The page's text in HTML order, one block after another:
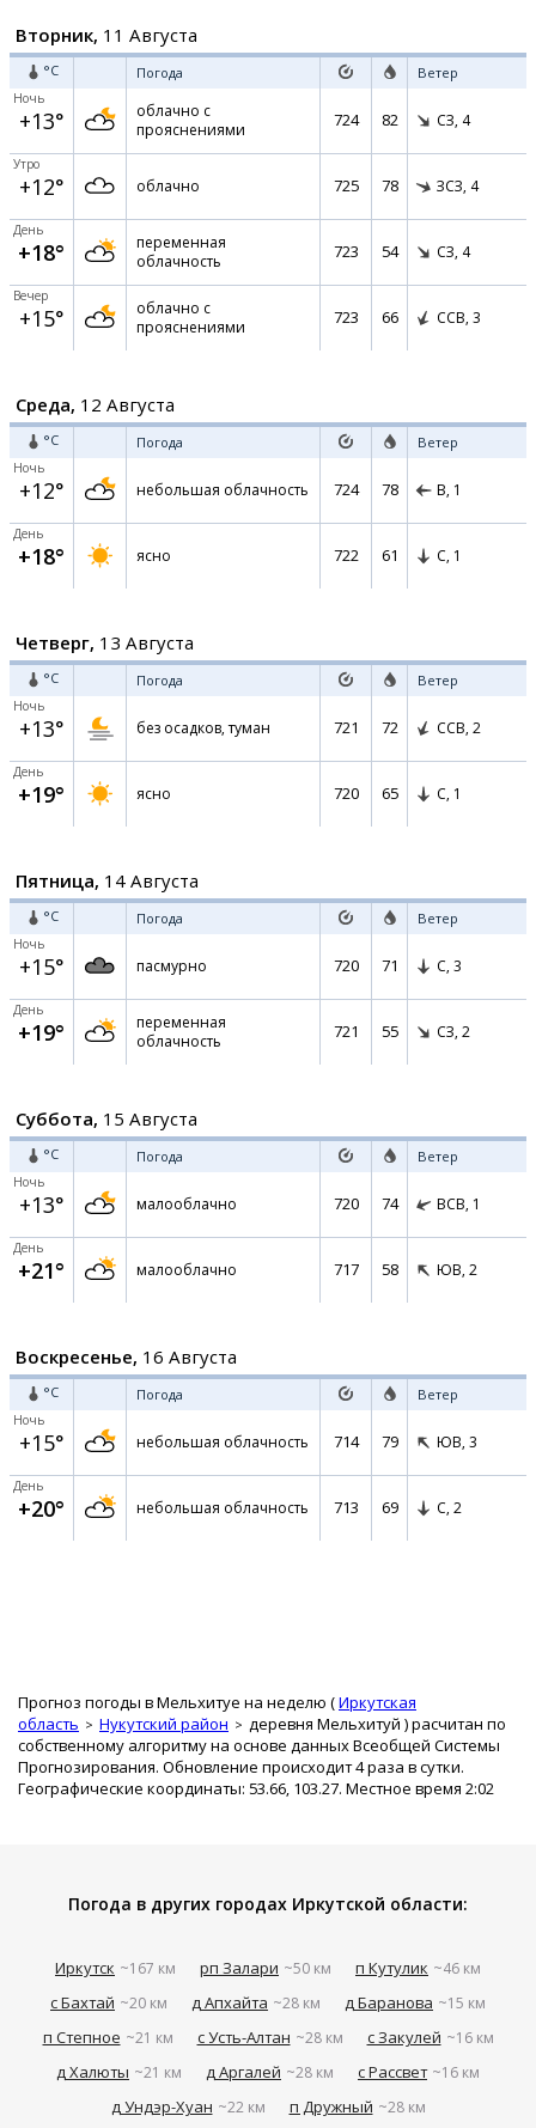
Вторник, 11 Августа
°C Погода Ветер
Ночь
+13°
облачно с
прояснениями
724 82 СЗ, 4
Утро
+12° облачно 725 78 ЗСЗ, 4
День
+18°
переменная
облачность
723 54 СЗ, 4
Вечер
+15°
облачно с
прояснениями
723 66 ССВ, 3
Среда, 12 Августа
°C Погода Ветер
Ночь
+12° небольшая облачность 724 78 В, 1
День
+18° ясно 722 61 С, 1
Четверг, 13 Августа
°C Погода Ветер
Ночь
+13° без осадков, туман 721 72 ССВ, 2
День
+19° ясно 720 65 С, 1
Пятница, 14 Августа
°C Погода Ветер
Ночь
+15° пасмурно 720 71 С, 3
День
+19°
переменная
облачность
721 55 СЗ, 2
Суббота, 15 Августа
°C Погода Ветер
Ночь
+13° малооблачно 720 74 ВСВ, 1
День
+21° малооблачно 717 58 ЮВ, 2
Воскресенье, 16 Августа
°C Погода Ветер
Ночь
+15° небольшая облачность 714 79 ЮВ, 3
День
+20° небольшая облачность 713 69 С, 2
Прогноз погоды в Мельхитуе на неделю (Иркутская
область
Нукутский район деревня Мельхитуй ) расчитан по
собственному алгоритму на основе данных Всеобщей Системы
Прогнозирования. Обновление происходит 4 раза в сутки.
Географические координаты: 53.66, 103.27. Местное время 2:02
Погода в других городах Иркутской области:
Иркутск ~167 км рп Залари ~50 км п Кутулик ~46 км
с Бахтай ~20 км д Апхайта ~28 км д Баранова ~15 км
п Степное ~21 км с Усть-Алтан ~28 км с Закулей ~16 км
д Халюты ~21 км д Аргалей ~28 км с Рассвет ~16 км
д Ундэр-Хуан ~22 км п Дружный ~28 км